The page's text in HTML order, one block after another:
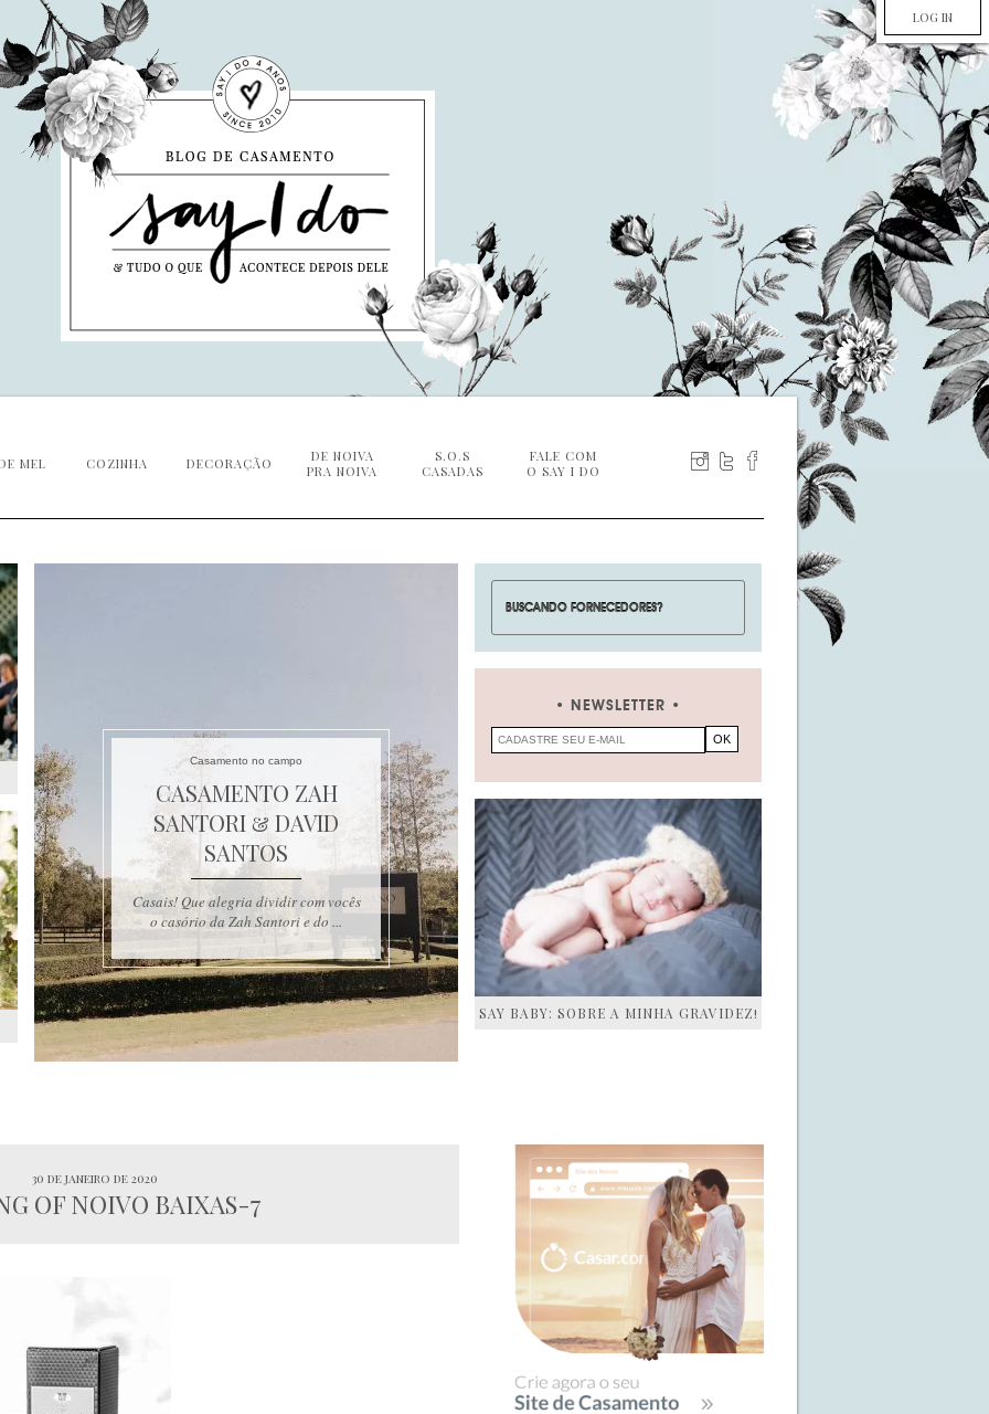
LOG IN
MEL COZINHA DECORAÇÃO
DE NOIVA
PRA NOIVA
S.O.S
CASADAS
FALE COM
O SAY I DO
Casamento no campo
CASAMENTO ZAH
SANTORI & DAVID
SANTOS
Casais! Que alegria dividir com vocês
o casório da Zah Santori e do ...
NEWSLETTER
SAY BABY: SOBRE A MINHA GRAVIDEZ!
30 de janeiro de 2020
OF NOIVO BAIXAS-7
SIDEBAR